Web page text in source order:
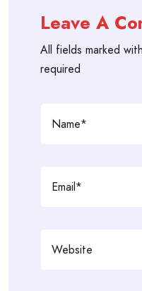
Leave A
All fields marked
required